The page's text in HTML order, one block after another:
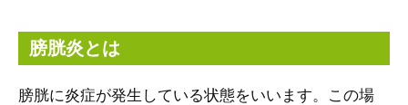
膀胱炎とは
膀胱に炎症が発生している状態をいいます。この場